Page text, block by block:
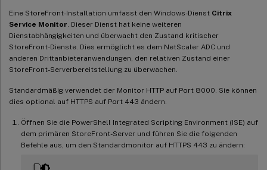
Eine StoreFront-Installation umfasst den Windows-Dienst Citrix
Service Monitor . Dieser Dienst hat keine weiteren
Dienstabhängigkeiten und überwacht den Zustand kritischer
StoreFront-Dienste. Dies ermöglicht es dem NetScaler ADC und
anderen Drittanbieteranwendungen, den relativen Zustand einer
StoreFront-Serverbereitstellung zu überwachen.
Standardmäßig verwendet der Monitor HTTP auf Port 8000. Sie können
dies optional auf HTTPS auf Port 443 ändern.
Öffnen Sie die PowerShell Integrated Scripting Environment (ISE) auf
dem primären StoreFront-Server und führen Sie die folgenden
Befehle aus, um den Standardmonitor auf HTTPS 443 zu ändern: